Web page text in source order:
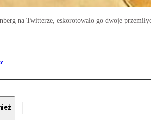
na Twitterze, eskorotowało go dwoje